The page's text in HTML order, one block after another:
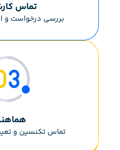
تماس
بررسی درخواست و
تماس تکنسین و